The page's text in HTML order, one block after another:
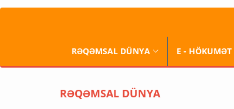
RƏQƏMSAL DÜNYA E - HÖKUMƏT
RƏQƏMSAL DÜNYA